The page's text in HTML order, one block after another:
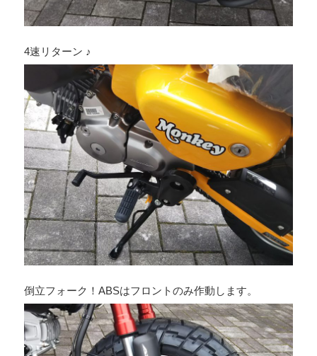
4速リターン ♪
倒立フォーク！ABSはフロントのみ作動します。